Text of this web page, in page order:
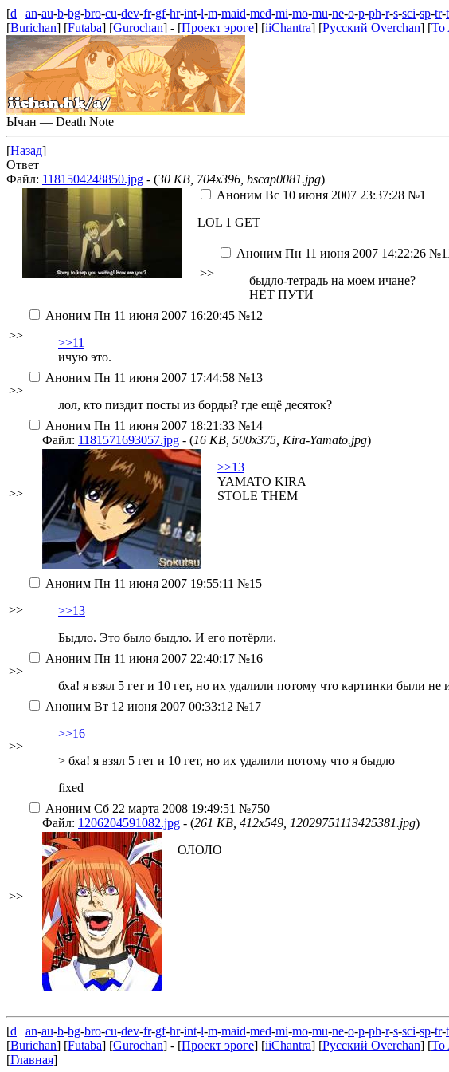
[d | an-au-b-bg-bro-cu-dev-fr-gf-hr-int-l-m-maid-med-mi-mo-mu-ne-o-p-ph-r-s-sci-sp-tr-
[Burichan] [Futaba] [Gurochan] - [Проект эроге] [iiChantra] [Русский Overchan] [To
Ычан — Death Note
[Назад]
Ответ
Файл: 1181504248850.jpg - (30 KB, 704x396, bscap0081.jpg)
Аноним Вс 10 июня 2007 23:37:28 №1
LOL 1 GET
>>
Аноним Пн 11 июня 2007 14:22:26
быдло-тетрадь на моем ичане?
НЕТ ПУТИ
>>
Аноним Пн 11 июня 2007 16:20:45 №12
>>11
ичую это.
>>
Аноним Пн 11 июня 2007 17:44:58 №13
лол, кто пиздит посты из борды? где ещё десяток?
>>
Аноним Пн 11 июня 2007 18:21:33 №14
Файл: 1181571693057.jpg - (16 KB, 500x375, Kira-Yamato.jpg)
>>13
YAMATO KIRA
STOLE THEM
>>
Аноним Пн 11 июня 2007 19:55:11 №15
>>13
Быдло. Это было быдло. И его потёрли.
>>
Аноним Пн 11 июня 2007 22:40:17 №16
бха! я взял 5 гет и 10 гет, но их удалили потому что картинки были не
>>
Аноним Вт 12 июня 2007 00:33:12 №17
>>16
> бха! я взял 5 гет и 10 гет, но их удалили потому что я быдло
fixed
>>
Аноним Сб 22 марта 2008 19:49:51 №750
Файл: 1206204591082.jpg - (261 KB, 412x549, 12029751113425381.jpg)
ОЛОЛО
[d | an-au-b-bg-bro-cu-dev-fr-gf-hr-int-l-m-maid-med-mi-mo-mu-ne-o-p-ph-r-s-sci-sp-tr-
[Burichan] [Futaba] [Gurochan] - [Проект эроге] [iiChantra] [Русский Overchan] [To
[Главная]